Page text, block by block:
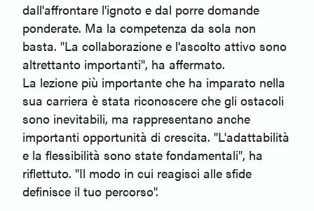
dall'affrontare l'ignoto e dal porre domande
ponderate. Ma la competenza da sola non
basta. "La collaborazione e l'ascolto attivo sono
altrettanto importanti", ha affermato.
La lezione più importante che ha imparato nella
sua carriera è stata riconoscere che gli ostacoli
sono inevitabili, ma rappresentano anche
importanti opportunità di crescita. "L'adattabilità
e la flessibilità sono state fondamentali", ha
riflettuto. "Il modo in cui reagisci alle sfide
definisce il tuo percorso".